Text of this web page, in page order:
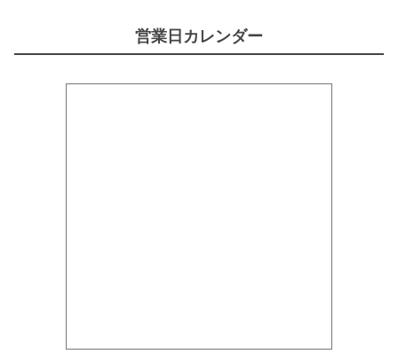
営業日カレンダー